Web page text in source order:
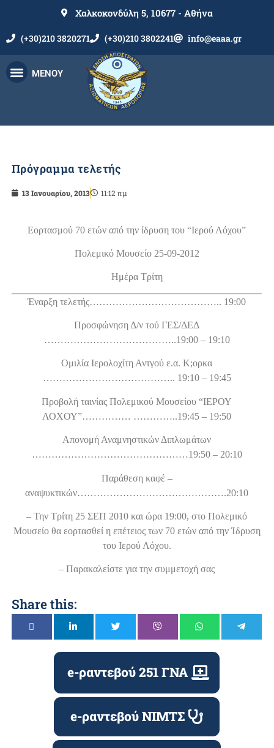
Χαλκοκονδύλη 5, 10677 - Αθήνα
(+30)210 3820271 (+30)210 3802241 info@eaaa.gr
ΜΕΝΟΥ
Πρόγραμμα τελετής
13 Ιανουαρίου, 2013 11:12 πμ
Eορτασμού 70 ετών από την ίδρυση του “Ιερού Λόχου”
Πολεμικό Μουσείο 25-09-2012
Ημέρα Tρίτη
Έναρξη τελετής………………………………….. 19:00
Προσφώνηση Δ/ν τού ΓΕΣ/ΔΕΔ
…………………………………..19:00 – 19:10
Ομιλία Ιερολοχίτη Αντγού ε.α. K;oρκα
………………………………….. 19:10 – 19:45
Προβολή ταινίας Πολεμικού Μουσείου “ΙΕΡΟΥ
ΛΟΧΟΥ”…………… …………..19:45 – 19:50
Απονομή Αναμνηστικών Διπλωμάτων
…………………………………………19:50 – 20:10
Παράθεση καφέ –
αναψυκτικών……………………………………….20:10
– Την Τρίτη 25 ΣΕΠ 2010 και ώρα 19:00, στο Πολεμικό
Μουσείο θα εορτασθεί η επέτειος των 70 ετών από την Ίδρυση
του Ιερού Λόχου.
– Παρακαλείστε για την συμμετοχή σας
Share this:
e-ραντεβού 251 ΓΝΑ
e-ραντεβού ΝΙΜΤΣ